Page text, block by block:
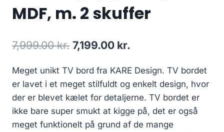
MDF, m. 2 skuffer
7,999.00kr. 7,199.00 kr.
Meget unikt TV bord fra KARE Design. TV bordet
er lavet i et meget stilfuldt og enkelt design, hvor
der er blevet kælet for detaljerne. TV bordet er
ikke bare super smukt at kigge på, det er også
meget funktionelt på grund af de mange